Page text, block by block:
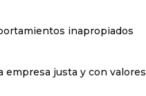
inapropiados
justa y con valores